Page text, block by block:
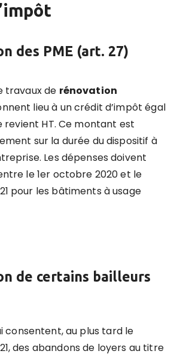
des PME (art. 27)
travaux de rénovation
lieu à un crédit d’impôt égal
revient HT. Ce montant est
sur la durée du dispositif à
Les dépenses doivent
le 1er octobre 2020 et le
pour les bâtiments à usage
de certains bailleurs
consentent, au plus tard le
des abandons de loyers au titre